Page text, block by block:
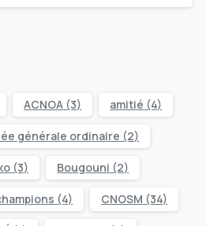
ACNOA (3) amitié (4)
générale ordinaire (2)
(3) Bougouni (2)
(4) CNOSM (34)